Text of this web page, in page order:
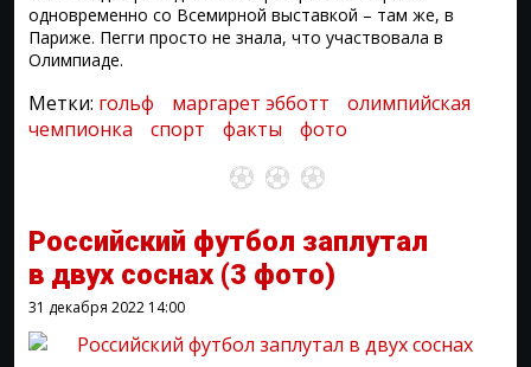
одновременно со Всемирной выставкой – там же, в
Париже. Пегги просто не знала, что участвовала в
Олимпиаде.
Метки: гольф маргарет эбботт
олимпийская
чемпионка
спорт факты фото
Российский футбол заплутал
в двух соснах (3 фото)
31 декабря 2022 14:00